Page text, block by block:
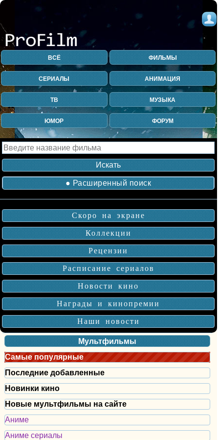
ВСЁ ФИЛЬМЫ
СЕРИАЛЫ АНИМАЦИЯ
ТВ МУЗЫКА
ЮМОР ФОРУМ
● Расширенный поиск
Скоро на экране
Коллекции
Рецензии
Расписание сериалов
Новости кино
Награды и кинопремии
Наши новости
Мультфильмы
Самые популярные
Последние добавленные
Новинки кино
Новые мультфильмы на сайте
Аниме
Аниме сериалы